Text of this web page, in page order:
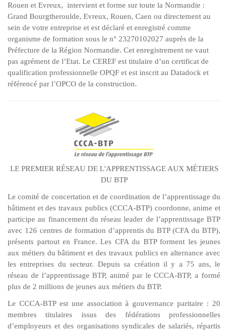
Rouen et Evreux, intervient et forme sur toute la Normandie :
Grand Bourgtheroulde, Evreux, Rouen, Caen ou directement au
sein de votre entreprise et est déclaré et enregistré comme
organisme de formation sous le n° 23270102027 auprès de la
Préfecture de la Région Normandie. Cet enregistrement ne vaut
pas agrément de l’Etat. Le CEREF est titulaire d’un certificat de
qualification professionnelle OPQF et est inscrit au Datadock et
référencé par l’OPCO de la construction.
LE PREMIER RÉSEAU DE L'APPRENTISSAGE AUX MÉTIERS
DU BTP
Le comité de concertation et de coordination de l’apprentissage du
bâtiment et des travaux publics (CCCA-BTP) coordonne, anime et
participe au financement du réseau leader de l’apprentissage BTP
avec 126 centres de formation d’apprentis du BTP (CFA du BTP),
présents partout en France. Les CFA du BTP forment les jeunes
aux métiers du bâtiment et des travaux publics en alternance avec
les entreprises du secteur. Depuis sa création il y a 75 ans, le
réseau de l’apprentissage BTP, animé par le CCCA-BTP, a formé
plus de 2 millions de jeunes aux métiers du BTP.
Le CCCA-BTP est une association à gouvernance paritaire : 20
membres titulaires issus des fédérations professionnelles
d’employeurs et des organisations syndicales de salariés, répartis